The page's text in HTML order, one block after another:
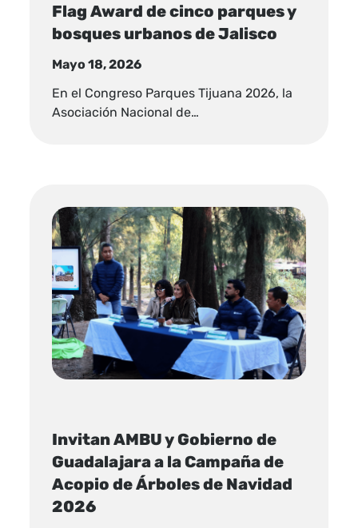
Flag Award de cinco parques y
bosques urbanos de Jalisco
Mayo 18, 2026
En el Congreso Parques Tijuana 2026, la
Asociación Nacional de…
Invitan AMBU y Gobierno de
Guadalajara a la Campaña de
Acopio de Árboles de Navidad
2026